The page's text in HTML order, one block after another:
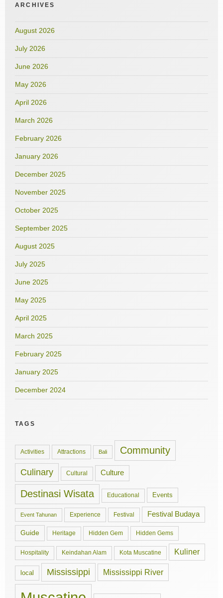
ARCHIVES
August 2026
July 2026
June 2026
May 2026
April 2026
March 2026
February 2026
January 2026
December 2025
November 2025
October 2025
September 2025
August 2025
July 2025
June 2025
May 2025
April 2025
March 2025
February 2025
January 2025
December 2024
TAGS
Activities Attractions Bali Community
Culinary Cultural Culture
Destinasi Wisata Educational Events
Event Tahunan Experience Festival Festival Budaya
Guide Heritage Hidden Gem Hidden Gems
Hospitality Keindahan Alam Kota Muscatine Kuliner
local Mississippi Mississippi River